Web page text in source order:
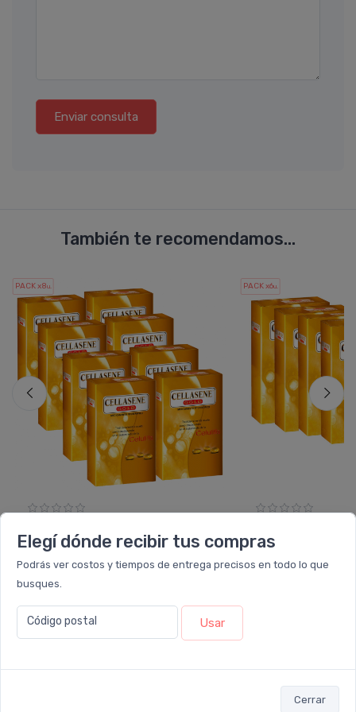
Elegí dónde recibir tus compras
Podrás ver costos y tiempos de entrega precisos en todo lo que
busques.
Código postal Usar
Cerrar
Enviar consulta
También te recomendamos...
PACK x8u.
Pack 8 Cellasene Gold
$1.199.990
6 cuotas
ó Transferencia$1.079.991 10%OFF
¡ EnvíoGRATISy sumás 49.500 Leloir$ !
Agregar
PACK x6u.
Pack 6 Cellasene
$899.994